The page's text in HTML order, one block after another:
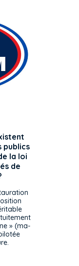
publics
la loi
de
» (ma-